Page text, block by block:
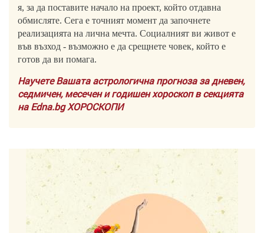
я, за да поставите начало на проект, който отдавна
обмисляте. Сега е точният момент да започнете
реализацията на лична мечта. Социалният ви живот е
във възход - възможно е да срещнете човек, който е
готов да ви помага.
Научете Вашата астрологична прогноза за дневен,
седмичен, месечен и годишен хороскоп в секцията
на Edna.bg ХОРОСКОПИ